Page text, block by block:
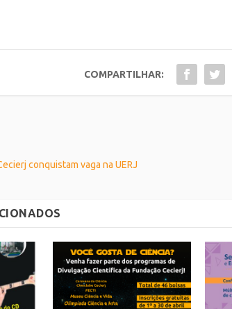
COMPARTILHAR:
conquistam vaga na UERJ